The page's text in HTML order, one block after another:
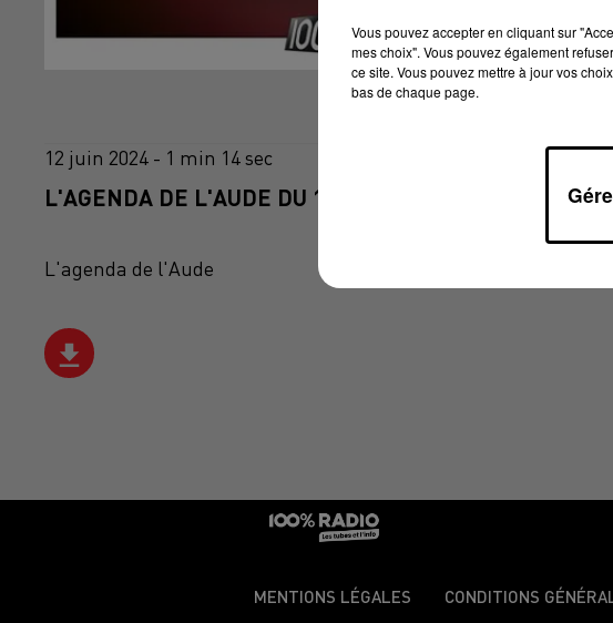
12 juin 2024 - 1 min 14 sec
L'AGENDA DE L'AUDE DU 12/06/2024 À 16H35
L'agenda de l'Aude
MENTIONS LÉGALES CONDITIONS
Vous pouvez accepter en cliquant sur
mes choix". Vous pouvez également
ce site. Vous pouvez mettre à jour vos
bas de chaque page.